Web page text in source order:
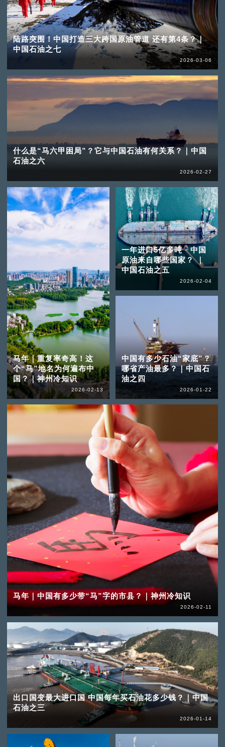
陆路突围！中国打造三大跨国原油管道 还有第4条？｜
中国石油之七
2026-03-06
什么是“马六甲困局”？它与中国石油有何关系？｜中国
石油之六
2026-02-27
马年｜重复率奇高！这
个“马”地名为何遍布中
国？｜神州冷知识
2026-02-13
马年｜中国有多少带“马”字的市县？｜神州冷知识
2026-02-11
一年进口5亿多吨 中国
原油来自哪些国家？ ｜
中国石油之五
2026-02-04
中国有多少石油“家底”？
哪省产油最多？｜中国石
油之四
2026-01-22
出口国变最大进口国 中国每年买石油花多少钱？｜中国
石油之三
2026-01-14